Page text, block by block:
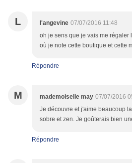
L l'angevine 07/07/2016 11:48
oh je sens que je vais me régaler
où je note cette boutique et cette
Répondre
M mademoiselle may 07/07/2016
Je découvre et j'aime beaucoup
sobre et zen. Je goûterais bien
Répondre